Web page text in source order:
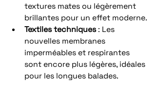
textures mates ou légèrement
brillantes pour un effet moderne.
Textiles techniques : Les
nouvelles membranes
imperméables et respirantes
sont encore plus légères, idéales
pour les longues balades.